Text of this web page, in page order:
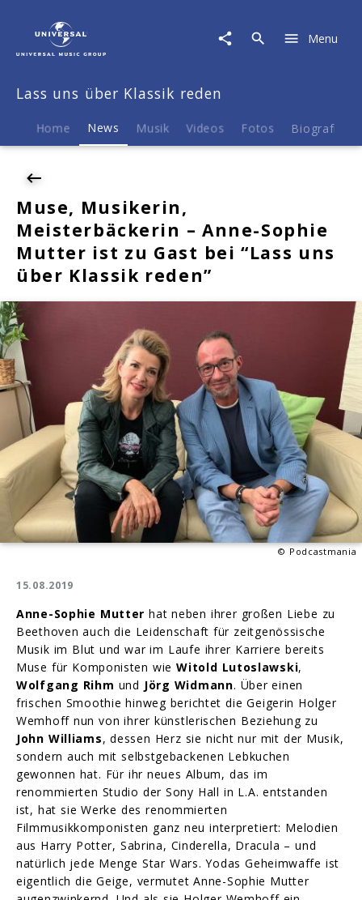
Klassik
Muse,
Meisterbäckerin
Anne-
Sophie
Mutter
Gast
bei
"Lass
uns
über
Klassik
reden"
Menu
Lass uns über Klassik reden
Home News Musik Videos Fotos Biografie
Muse, Musikerin,
Meisterbäckerin – Anne-Sophie
Mutter ist zu Gast bei “Lass uns
über Klassik reden”
© Podcastmania
15.08.2019
Anne-Sophie Mutter hat neben ihrer großen Liebe zu
Beethoven auch die Leidenschaft für zeitgenössische
Musik im Blut und war im Laufe ihrer Karriere bereits
Muse für Komponisten wieWitold Lutoslawski,
Wolfgang Rihm und Jörg Widmann. Über einen
frischen Smoothie hinweg berichtet die Geigerin Holger
Wemhoff nun von ihrer künstlerischen Beziehung zu
John Williams, dessen Herz sie nicht nur mit der Musik,
sondern auch mit selbstgebackenen Lebkuchen
gewonnen hat. Für ihr neues Album, das im
renommierten Studio der Sony Hall in L.A. entstanden
ist, hat sie Werke des renommierten
Filmmusikkomponisten ganz neu interpretiert: Melodien
aus Harry Potter, Sabrina, Cinderella, Dracula – und
natürlich jede Menge Star Wars. Yodas Geheimwaffe ist
eigentlich die Geige, vermutet Anne-Sophie Mutter